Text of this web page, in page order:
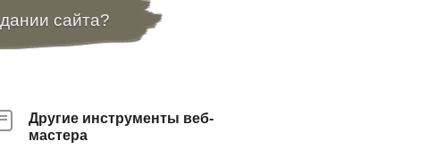
сайта?
Другие инструменты веб-
мастера